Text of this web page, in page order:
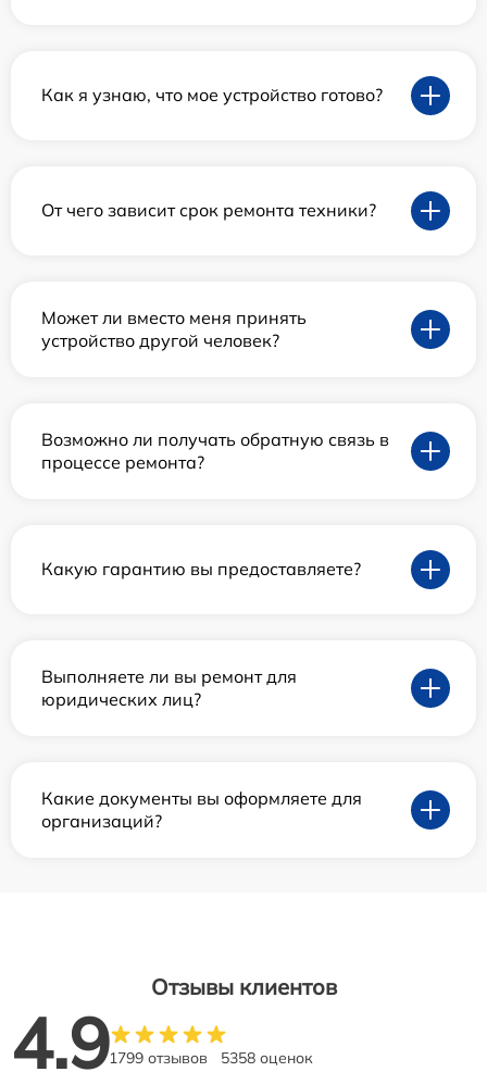
Как я узнаю, что мое устройство готово?
От чего зависит срок ремонта техники?
Может ли вместо меня принять
устройство другой человек?
Возможно ли получать обратную связь в
процессе ремонта?
Какую гарантию вы предоставляете?
Выполняете ли вы ремонт для
юридических лиц?
Какие документы вы оформляете для
организаций?
Отзывы клиентов
4.91799 отзывов 5358 оценок